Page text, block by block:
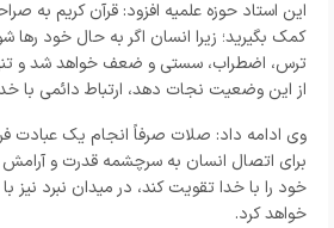
این استاد حوزه علمیه افزود: قرآن کریم به
کمک بگیرید؛ زیرا انسان اگر به حال خود رها
ترس، اضطراب، سستی و ضعف خواهد شد و
از این وضعیت نجات دهد، ارتباط دائمی با
وی ادامه داد: صلات صرفاً انجام یک عبادت
برای اتصال انسان به سرچشمه قدرت و
خود را با خدا تقویت کند، در میدان نبرد نیز
خواهد کرد.